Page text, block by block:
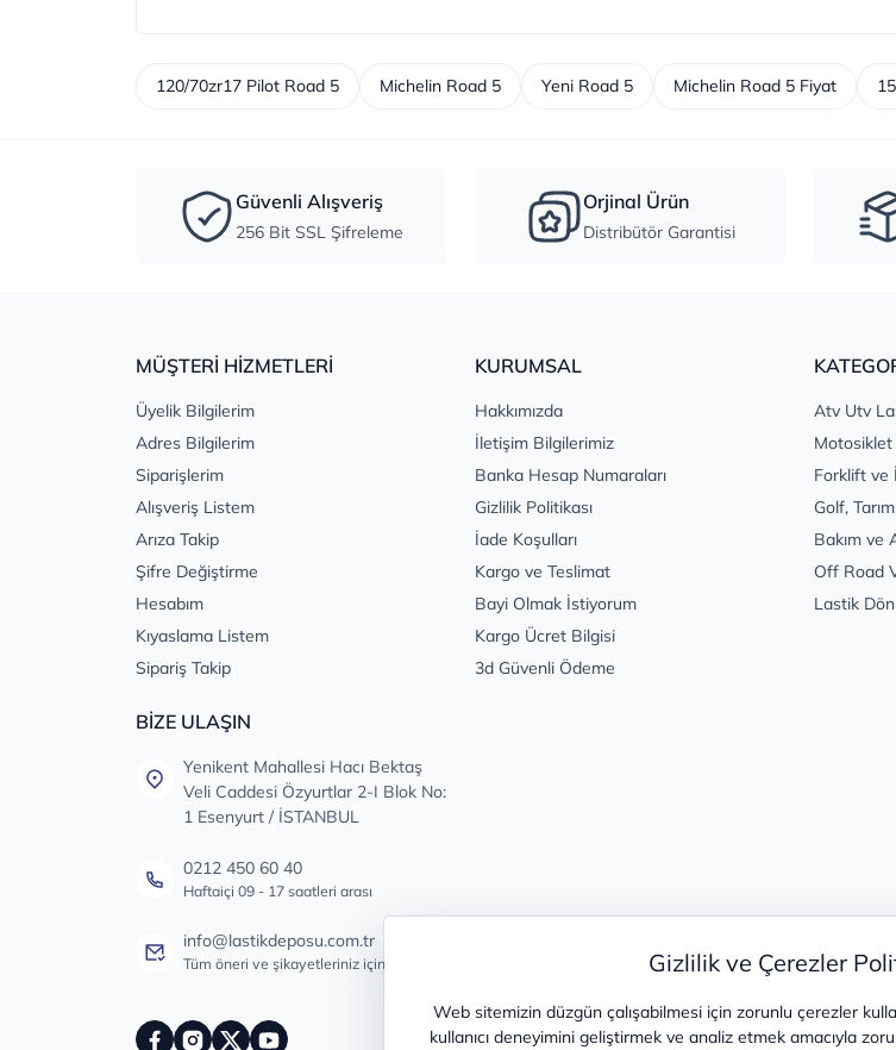
Gizlilik ve Çerezler
Web sitemizin düzgün çalışabilmesi için zorunlu çerezler
kullanıcı deneyimini geliştirmek ve analiz etmek amacıyla
120/70zr17 Pilot Road 5 Michelin Road 5 Yeni Road 5 Michelin Road 5 Fiyat
Güvenli Alışveriş
256 Bit SSL Şifreleme
Orjinal Ürün
Distribütör Garantisi
MÜŞTERİ HİZMETLERİ
Üyelik Bilgilerim
Adres Bilgilerim
Siparişlerim
Alışveriş Listem
Arıza Takip
Şifre Değiştirme
Hesabım
Kıyaslama Listem
Sipariş Takip
KURUMSAL
Hakkımızda
İletişim Bilgilerimiz
Banka Hesap Numaraları
Gizlilik Politikası
İade Koşulları
Kargo ve Teslimat
Bayi Olmak İstiyorum
Kargo Ücret Bilgisi
3d Güvenli Ödeme
Atv Utv
Forklift ve
Golf,
Bakım ve
Off Road
Lastik
BİZE ULAŞIN
Yenikent Mahallesi Hacı Bektaş
Veli Caddesi Özyurtlar 2-I Blok No:
1 Esenyurt / İSTANBUL
0212 450 60 40
Haftaiçi 09 - 17 saatleri arası
info@lastikdeposu.com.tr
Tüm öneri ve şikayetleriniz için